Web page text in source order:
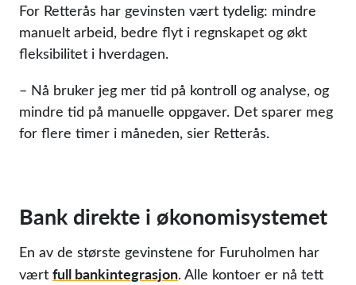
For Retterås har gevinsten vært tydelig: mindre
manuelt arbeid, bedre flyt i regnskapet og økt
fleksibilitet i hverdagen.
– Nå bruker jeg mer tid på kontroll og analyse, og
mindre tid på manuelle oppgaver. Det sparer meg
for flere timer i måneden, sier Retterås.
Bank direkte i økonomisystemet
En av de største gevinstene for Furuholmen har
værtfull bankintegrasjon. Alle kontoer er nå tett